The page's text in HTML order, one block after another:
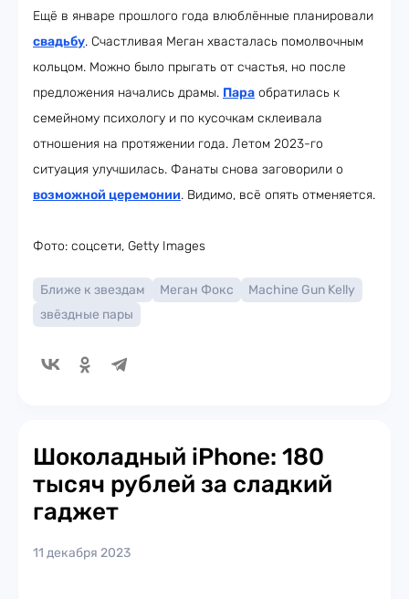
Ещё в январе прошлого года влюблённые планировали
свадьбу. Счастливая Меган хвасталась помолвочным
кольцом. Можно было прыгать от счастья, но после
предложения начались драмы. Пара обратилась к
семейному психологу и по кусочкам склеивала
отношения на протяжении года. Летом 2023-го
ситуация улучшилась. Фанаты снова заговорили о
возможной церемонии. Видимо, всё опять отменяется.
Фото: соцсети, Getty Images
Ближе к звездам Меган Фокс
Machine Gun Kelly
звёздные пары
Шоколадный iPhone: 180
тысяч рублей за сладкий
гаджет
11 декабря 2023